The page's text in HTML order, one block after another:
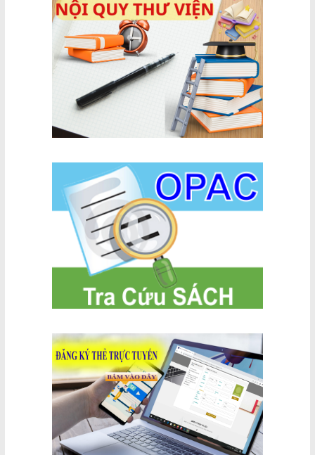
(20/11/1982
–
20/11/2024)
chống tham
nhũng, lãng
phí, tiêu cực
– Nhân tố
cốt lõi bảo
đảm thành
công trong
kỷ nguyên
vươn mình